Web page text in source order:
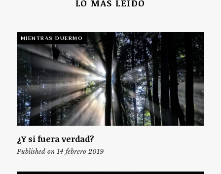
LO MÁS LEÍDO
MIENTRAS DUERMO
¿Y si fuera verdad?
Published on 14 febrero 2019